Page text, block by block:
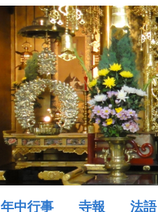
年中行事 寺報 法語